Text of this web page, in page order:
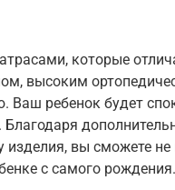
которые
высоким
ребенок будет
изделия, вы сможете
с самого рождения.